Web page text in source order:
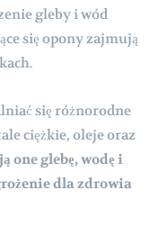
gleby i wód
się opony zajmują
się różnorodne
ciężkie, oleje oraz
one glebę, wodę i
dla zdrowia